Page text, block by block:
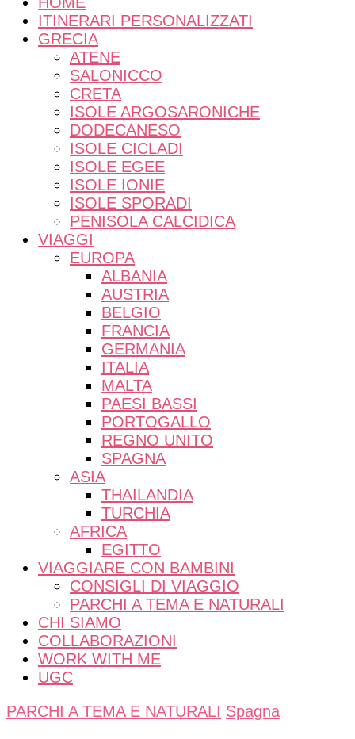
ITINERARI PERSONALIZZATI
GRECIA
ATENE
SALONICCO
CRETA
ISOLE ARGOSARONICHE
DODECANESO
ISOLE CICLADI
ISOLE EGEE
ISOLE IONIE
ISOLE SPORADI
PENISOLA CALCIDICA
VIAGGI
EUROPA
ALBANIA
AUSTRIA
BELGIO
FRANCIA
GERMANIA
ITALIA
MALTA
PAESI BASSI
PORTOGALLO
REGNO UNITO
SPAGNA
ASIA
THAILANDIA
TURCHIA
AFRICA
EGITTO
VIAGGIARE CON BAMBINI
CONSIGLI DI VIAGGIO
PARCHI A TEMA E NATURALI
CHI SIAMO
COLLABORAZIONI
WORK WITH ME
UGC
PARCHI A TEMA E NATURALI Spagna